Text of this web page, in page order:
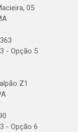
05
- Opção 5
Z1
- Opção 6